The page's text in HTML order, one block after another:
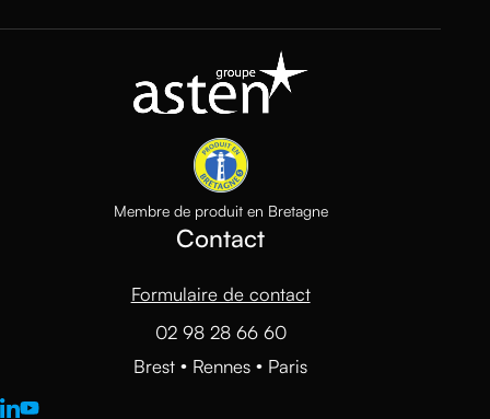
Membre de produit en Bretagne
Contact
Formulaire de contact
02 98 28 66 60
Brest • Rennes • Paris